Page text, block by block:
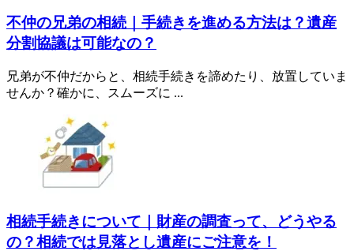
不仲の兄弟の相続｜手続きを進める方法は？遺産
分割協議は可能なの？
兄弟が不仲だからと、相続手続きを諦めたり、放置していま
せんか？確かに、スムーズに ...
相続手続きについて｜財産の調査って、どうやる
の？相続では見落とし遺産にご注意を！